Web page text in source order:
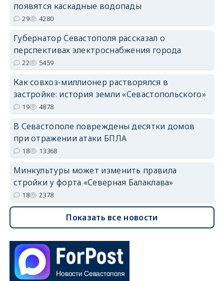
появятся каскадные водопады
29 4280
Губернатор Севастополя рассказал о
перспективах электроснабжения города
22 5459
Как совхоз-миллионер растворялся в
застройке: история земли «Севастопольского»
19 4878
В Севастополе повреждены десятки домов
при отражении атаки БПЛА
18 13368
Минкультуры может изменить правила
стройки у форта «Северная Балаклава»
18 2378
Показать все новости